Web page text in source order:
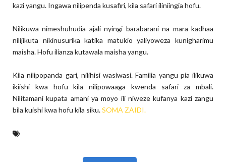
kazi yangu. Ingawa nilipenda kusafiri, kila safari iliniingia hofu.
Nilikuwa nimeshuhudia ajali nyingi barabarani na mara kadhaa
nilijikuta nikinusurika katika matukio yaliyoweza kunigharimu
maisha. Hofu ilianza kutawala maisha yangu.
Kila nilipopanda gari, nilihisi wasiwasi. Familia yangu pia ilikuwa
ikiishi kwa hofu kila nilipowaaga kwenda safari za mbali.
Nilitamani kupata amani ya moyo ili niweze kufanya kazi zangu
bila kuishi kwa hofu kila siku.SOMA ZAIDI.